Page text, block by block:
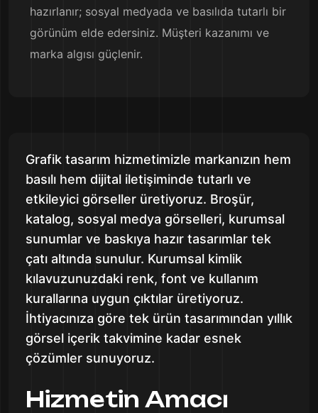
hazırlanır; sosyal medyada ve basılıda tutarlı bir
görünüm elde edersiniz. Müşteri kazanımı ve
marka algısı güçlenir.
Grafik tasarım hizmetimizle markanızın hem
basılı hem dijital iletişiminde tutarlı ve
etkileyici görseller üretiyoruz. Broşür,
katalog, sosyal medya görselleri, kurumsal
sunumlar ve baskıya hazır tasarımlar tek
çatı altında sunulur. Kurumsal kimlik
kılavuzunuzdaki renk, font ve kullanım
kurallarına uygun çıktılar üretiyoruz.
İhtiyacınıza göre tek ürün tasarımından yıllık
görsel içerik takvimine kadar esnek
çözümler sunuyoruz.
Hizmetin Amacı